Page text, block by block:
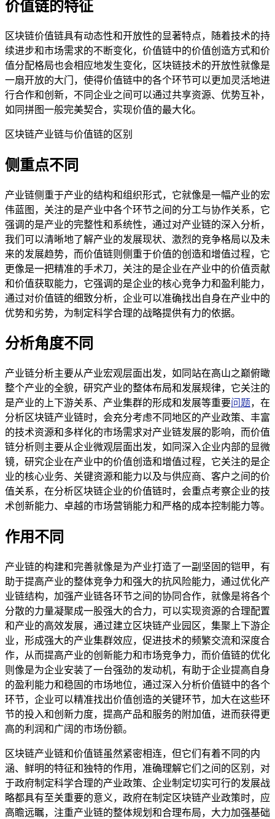
价值链的特征
区块链价值链具有动态性和开放性的显著特点，随着技术的持
续进步和市场需求的不断变化，价值链中的价值创造方式和价
值分配格局也会相应地发生变化，区块链技术的开放性就像是
一扇开放的大门，使得价值链中的各个环节可以更加灵活地进
行合作和创新，不同企业之间可以通过共享资源、优势互补，
如同拼图一般完美契合，实现价值的最大化。
区块链产业链与价值链的区别
侧重点不同
产业链侧重于产业的结构和组织形式，它就像是一幅产业的宏
伟蓝图，关注的是产业中各个环节之间的分工与协作关系，它
强调的是产业的完整性和系统性，通过对产业链的深入分析，
我们可以清晰地了解产业的发展现状、激烈的竞争格局以及未
来的发展趋势，而价值链则侧重于价值的创造和增值过程，它
更像是一把精准的手术刀，关注的是企业在产业中的价值贡献
和价值获取能力，它强调的是企业的核心竞争力和盈利能力，
通过对价值链的细致分析，企业可以准确找出自身在产业中的
优势和劣势，为制定科学合理的战略提供有力的依据。
分析角度不同
产业链分析主要从产业宏观层面出发，如同站在高山之巅俯瞰
整个产业的全貌，研究产业的整体布局和发展规律，它关注的
是产业的上下游关系、产业集群的形成和发展等重要问题，在
分析区块链产业链时，会充分考虑不同地区的产业政策、丰富
的技术资源和多样化的市场需求对产业链发展的影响，而价值
链分析则主要从企业微观层面出发，如同深入企业内部的显微
镜，研究企业在产业中的价值创造和增值过程，它关注的是企
业的核心业务、关键资源和能力以及与供应商、客户之间的价
值关系，在分析区块链企业的价值链时，会重点考察企业的技
术创新能力、卓越的市场营销能力和严格的成本控制能力等。
作用不同
产业链的构建和完善就像是为产业打造了一副坚固的铠甲，有
助于提高产业的整体竞争力和强大的抗风险能力，通过优化产
业链结构，加强产业链各环节之间的协同合作，就像是将各个
分散的力量凝聚成一股强大的合力，可以实现资源的合理配置
和产业的高效发展，通过建立区块链产业园区，集聚上下游企
业，形成强大的产业集群效应，促进技术的频繁交流和深度合
作，从而提高产业的创新能力和市场竞争力，而价值链的优化
则像是为企业安装了一台强劲的发动机，有助于企业提高自身
的盈利能力和稳固的市场地位，通过深入分析价值链中的各个
环节，企业可以精准找出价值创造的关键环节，加大在这些环
节的投入和创新力度，提高产品和服务的附加值，进而获得更
高的利润和广阔的市场份额。
区块链产业链和价值链虽然紧密相连，但它们有着不同的内
涵、鲜明的特征和独特的作用，准确理解它们之间的区别，对
于政府制定科学合理的产业政策、企业制定切实可行的发展战
略都具有至关重要的意义，政府在制定区块链产业政策时，应
高瞻远瞩，注重产业链的整体规划和合理布局，大力加强基础